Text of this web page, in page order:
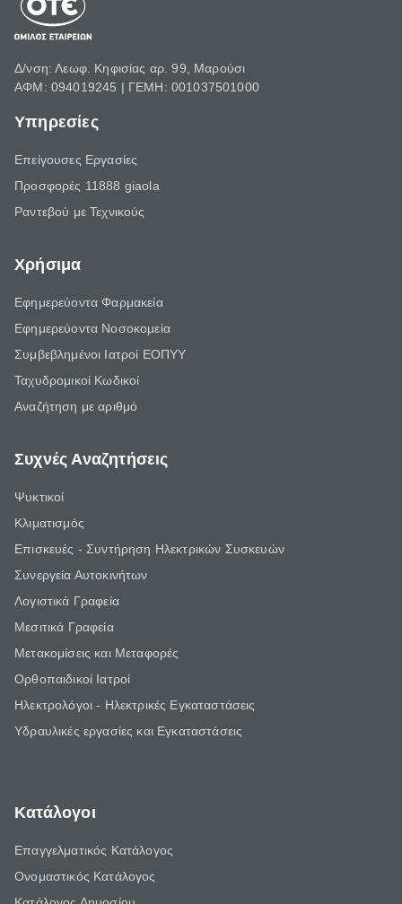
Δ/νση: Λεωφ. Κηφισίας αρ. 99, Μαρούσι
ΑΦΜ: 094019245 | ΓΕΜΗ: 001037501000
Υπηρεσίες
Επείγουσες Εργασίες
Προσφορές 11888 giaola
Ραντεβού με Τεχνικούς
Χρήσιμα
Εφημερεύοντα Φαρμακεία
Εφημερεύοντα Νοσοκομεία
Συμβεβλημένοι Ιατροί ΕΟΠΥΥ
Ταχυδρομικοί Κωδικοί
Αναζήτηση με αριθμό
Συχνές Αναζητήσεις
Ψυκτικοί
Κλιματισμός
Επισκευές - Συντήρηση Ηλεκτρικών Συσκευών
Συνεργεία Αυτοκινήτων
Λογιστικά Γραφεία
Μεσιτικά Γραφεία
Μετακομίσεις και Μεταφορές
Ορθοπαιδικοί Ιατροί
Ηλεκτρολόγοι - Ηλεκτρικές Εγκαταστάσεις
Υδραυλικές εργασίες και Εγκαταστάσεις
Κατάλογοι
Επαγγελματικός Κατάλογος
Ονομαστικός Κατάλογος